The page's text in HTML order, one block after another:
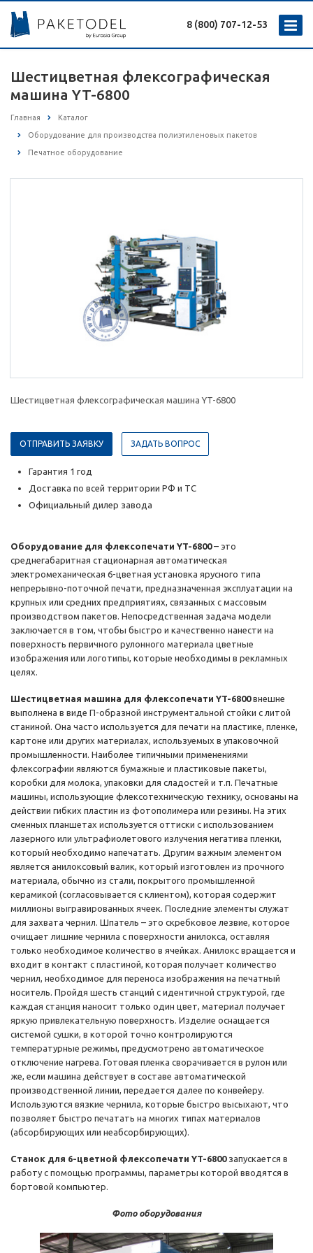
8 (800) 707-12-53
Шестицветная флексографическая
машина YT-6800
Главная Каталог
Оборудование для производства полиэтиленовых пакетов
Печатное оборудование
Шестицветная флексографическая машина YT-6800
ОТПРАВИТЬ ЗАЯВКУ ЗАДАТЬ ВОПРОС
Гарантия 1 год
Доставка по всей территории РФ и ТС
Официальный дилер завода
Оборудование для флексопечати YT-6800– это
среднегабаритная стационарная автоматическая
электромеханическая 6-цветная установка ярусного типа
непрерывно-поточной печати, предназначенная эксплуатации на
крупных или средних предприятиях, связанных с массовым
производством пакетов. Непосредственная задача модели
заключается в том, чтобы быстро и качественно нанести на
поверхность первичного рулонного материала цветные
изображения или логотипы, которые необходимы в рекламных
целях.
Шестицветная машина для флексопечати YT-6800внешне
выполнена в виде П-образной инструментальной стойки с литой
станиной. Она часто используется для печати на пластике, пленке,
картоне или других материалах, используемых в упаковочной
промышленности. Наиболее типичными применениями
флексографии являются бумажные и пластиковые пакеты,
коробки для молока, упаковки для сладостей и т.п. Печатные
машины, использующие флексотехническую технику, основаны на
действии гибких пластин из фотополимера или резины. На этих
сменных планшетах используется оттиски с использованием
лазерного или ультрафиолетового излучения негатива пленки,
который необходимо напечатать. Другим важным элементом
является анилоксовый валик, который изготовлен из прочного
материала, обычно из стали, покрытого промышленной
керамикой (согласовывается с клиентом), которая содержит
миллионы выгравированных ячеек. Последние элементы служат
для захвата чернил. Шпатель – это скребковое лезвие, которое
очищает лишние чернила с поверхности анилокса, оставляя
только необходимое количество в ячейках. Aнилокс вращается и
входит в контакт с пластиной, которая получает количество
чернил, необходимое для переноса изображения на печатный
носитель. Пройдя шесть станций с идентичной структурой, где
каждая станция наносит только один цвет, материал получает
яркую привлекательную поверхность. Изделие оснащается
системой сушки, в которой точно контролируются
температурные режимы, предусмотрено автоматическое
отключение нагрева. Готовая пленка сворачивается в рулон или
же, если машина действует в составе автоматической
производственной линии, передается далее по конвейеру.
Используются вязкие чернила, которые быстро высыхают, что
позволяет быстро печатать на многих типах материалов
(абсорбирующих или неабсорбирующих).
Станок для 6-цветной флексопечати YT-6800 запускается в
работу с помощью программы, параметры которой вводятся в
бортовой компьютер.
Фото оборудования